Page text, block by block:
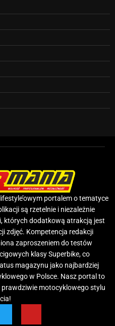
portalem o tematyce
są rzetelnie i niezależnie
których dodatkową atrakcją jest
zdjęć. Kompetencja redakcji
zaproszeniem do testów
klasy Superbike, co
magazynu jako najbardziej
w Polsce. Nasz portal to
motocyklowego stylu